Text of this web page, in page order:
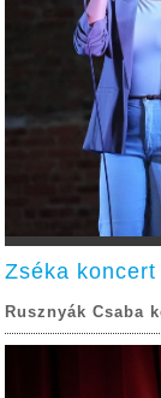
Zséka
Rusznyák Csaba